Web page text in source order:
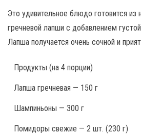
Это удивительное блюдо готовится из
гречневой лапши с добавлением
Лапша получается очень сочной и
Продукты (на 4 порции)
Лапша гречневая — 150 г
Шампиньоны — 300 г
Помидоры свежие — 2 шт. (230 г)